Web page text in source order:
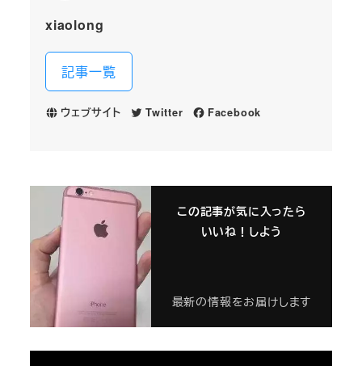
xiaolong
記事一覧
ウェブサイト Twitter Facebook
この記事が気に入ったら
いいね！しよう
最新の情報をお届けします